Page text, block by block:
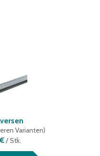
Varianten)
/ Stk.